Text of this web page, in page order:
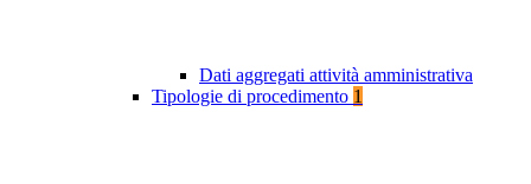
Dati aggregati attività amministrativa
Tipologie di procedimento 1